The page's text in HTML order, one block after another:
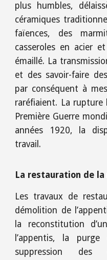
plus humbles,
céramiques
faïences, des
casseroles en acier
émaillé. La
et des savoir-faire
par conséquent à
raréfiaient. La rupture
Première Guerre
années 1920, la
travail.
La restauration de la
Les travaux de
démolition de
la reconstitution
l’appentis, la
suppression des